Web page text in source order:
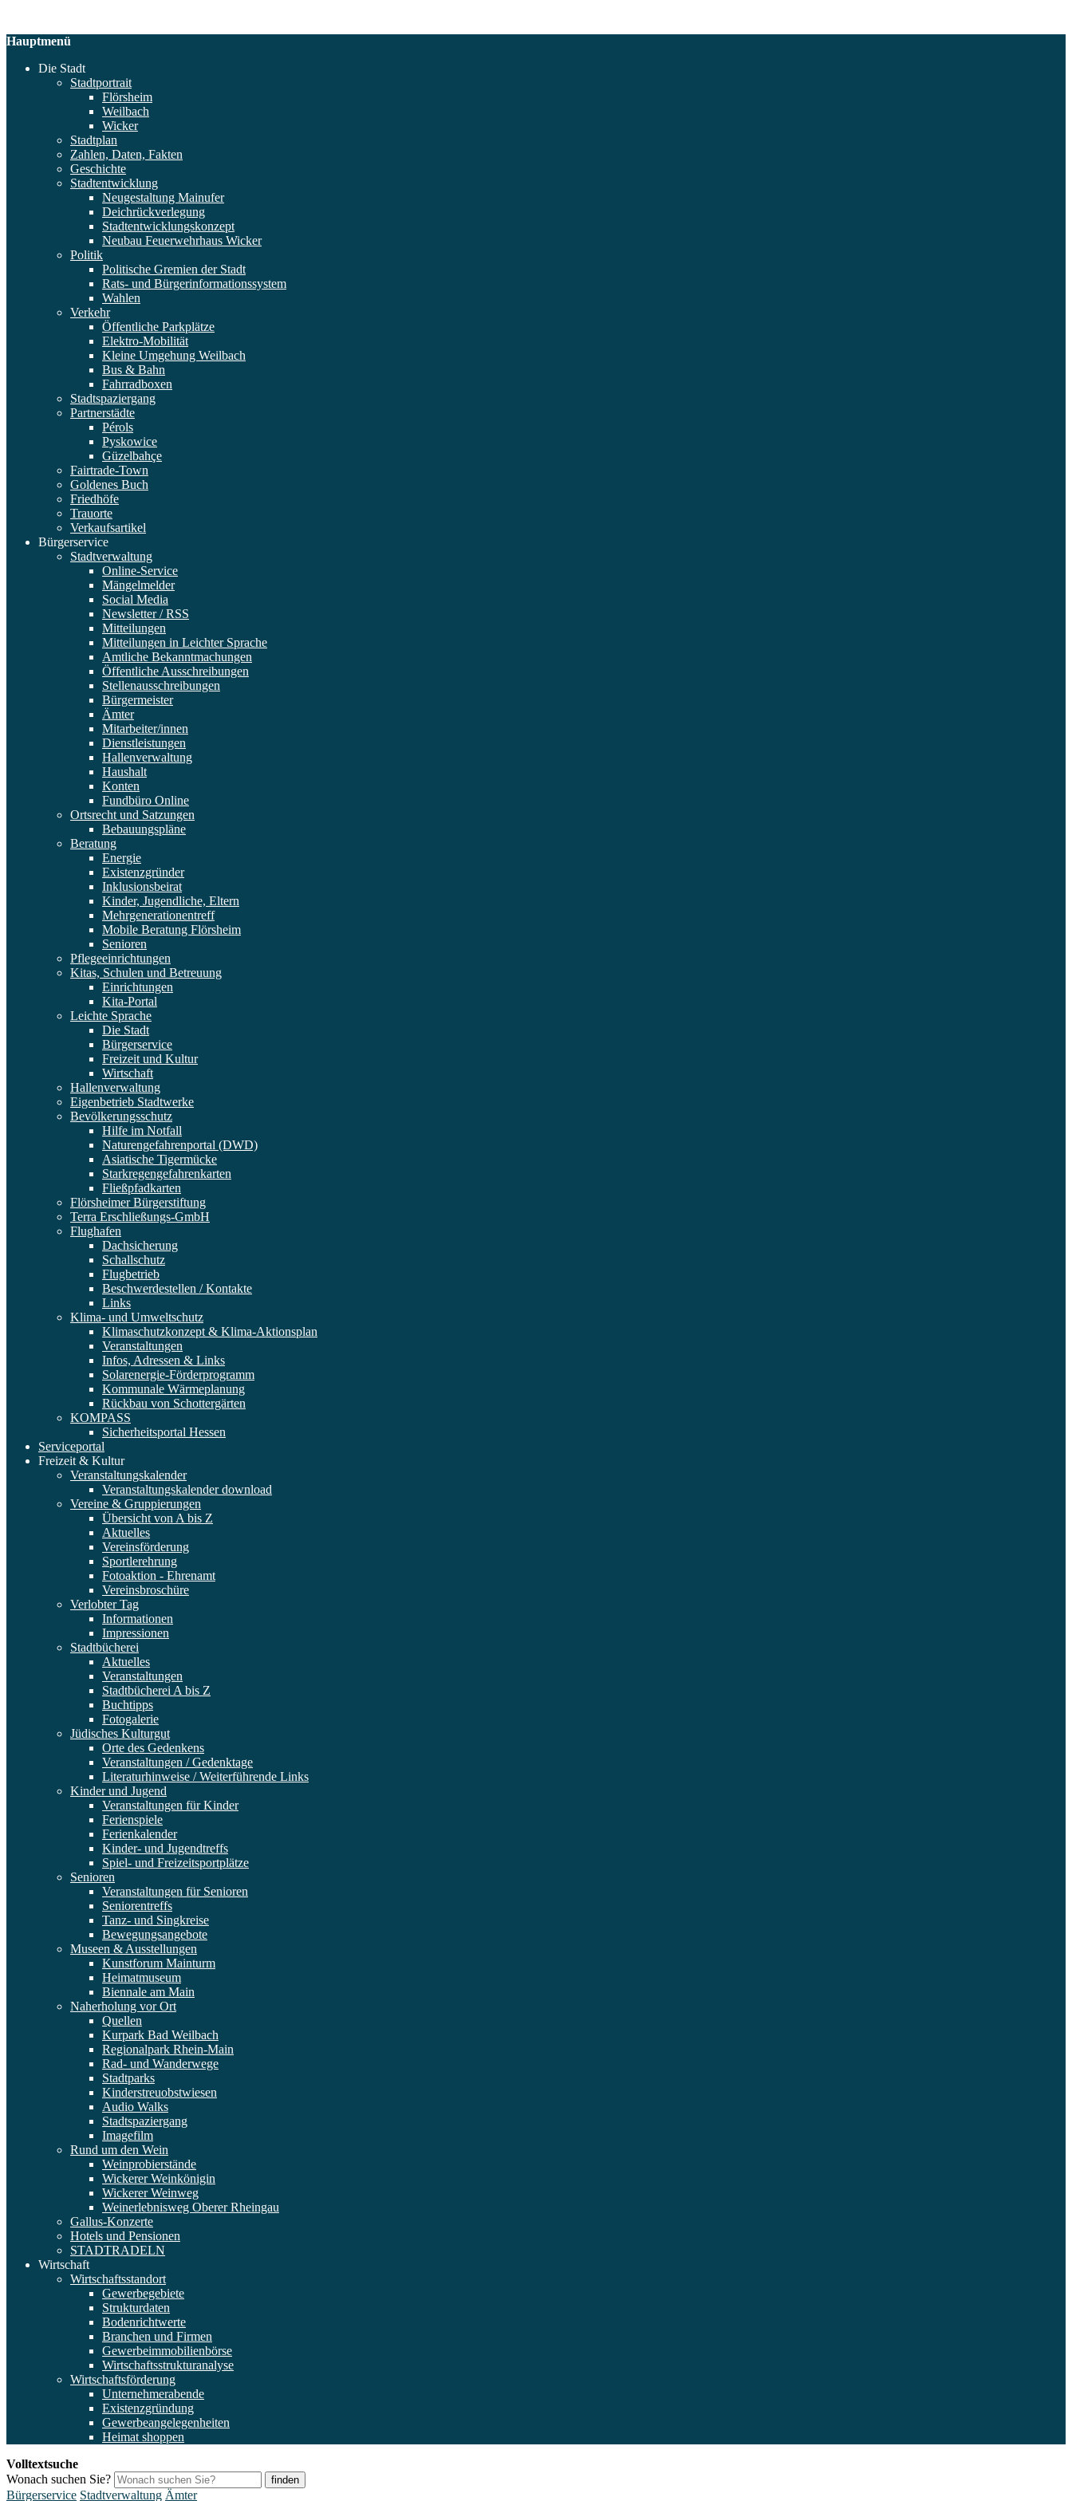
Hauptmenü
Die Stadt
Stadtportrait
Flörsheim
Weilbach
Wicker
Stadtplan
Zahlen, Daten, Fakten
Geschichte
Stadtentwicklung
Neugestaltung Mainufer
Deichrückverlegung
Stadtentwicklungskonzept
Neubau Feuerwehrhaus Wicker
Politik
Politische Gremien der Stadt
Rats- und Bürgerinformationssystem
Wahlen
Verkehr
Öffentliche Parkplätze
Elektro-Mobilität
Kleine Umgehung Weilbach
Bus & Bahn
Fahrradboxen
Stadtspaziergang
Partnerstädte
Pérols
Pyskowice
Güzelbahçe
Fairtrade-Town
Goldenes Buch
Friedhöfe
Trauorte
Verkaufsartikel
Bürgerservice
Stadtverwaltung
Online-Service
Mängelmelder
Social Media
Newsletter / RSS
Mitteilungen
Mitteilungen in Leichter Sprache
Amtliche Bekanntmachungen
Öffentliche Ausschreibungen
Stellenausschreibungen
Bürgermeister
Ämter
Mitarbeiter/innen
Dienstleistungen
Hallenverwaltung
Haushalt
Konten
Fundbüro Online
Ortsrecht und Satzungen
Bebauungspläne
Beratung
Energie
Existenzgründer
Inklusionsbeirat
Kinder, Jugendliche, Eltern
Mehrgenerationentreff
Mobile Beratung Flörsheim
Senioren
Pflegeeinrichtungen
Kitas, Schulen und Betreuung
Einrichtungen
Kita-Portal
Leichte Sprache
Die Stadt
Bürgerservice
Freizeit und Kultur
Wirtschaft
Hallenverwaltung
Eigenbetrieb Stadtwerke
Bevölkerungsschutz
Hilfe im Notfall
Naturengefahrenportal (DWD)
Asiatische Tigermücke
Starkregengefahrenkarten
Fließpfadkarten
Flörsheimer Bürgerstiftung
Terra Erschließungs-GmbH
Flughafen
Dachsicherung
Schallschutz
Flugbetrieb
Beschwerdestellen / Kontakte
Links
Klima- und Umweltschutz
Klimaschutzkonzept & Klima-Aktionsplan
Veranstaltungen
Infos, Adressen & Links
Solarenergie-Förderprogramm
Kommunale Wärmeplanung
Rückbau von Schottergärten
KOMPASS
Sicherheitsportal Hessen
Serviceportal
Freizeit & Kultur
Veranstaltungskalender
Veranstaltungskalender download
Vereine & Gruppierungen
Übersicht von A bis Z
Aktuelles
Vereinsförderung
Sportlerehrung
Fotoaktion - Ehrenamt
Vereinsbroschüre
Verlobter Tag
Informationen
Impressionen
Stadtbücherei
Aktuelles
Veranstaltungen
Stadtbücherei A bis Z
Buchtipps
Fotogalerie
Jüdisches Kulturgut
Orte des Gedenkens
Veranstaltungen / Gedenktage
Literaturhinweise / Weiterführende Links
Kinder und Jugend
Veranstaltungen für Kinder
Ferienspiele
Ferienkalender
Kinder- und Jugendtreffs
Spiel- und Freizeitsportplätze
Senioren
Veranstaltungen für Senioren
Seniorentreffs
Tanz- und Singkreise
Bewegungsangebote
Museen & Ausstellungen
Kunstforum Mainturm
Heimatmuseum
Biennale am Main
Naherholung vor Ort
Quellen
Kurpark Bad Weilbach
Regionalpark Rhein-Main
Rad- und Wanderwege
Stadtparks
Kinderstreuobstwiesen
Audio Walks
Stadtspaziergang
Imagefilm
Rund um den Wein
Weinprobierstände
Wickerer Weinkönigin
Wickerer Weinweg
Weinerlebnisweg Oberer Rheingau
Gallus-Konzerte
Hotels und Pensionen
STADTRADELN
Wirtschaft
Wirtschaftsstandort
Gewerbegebiete
Strukturdaten
Bodenrichtwerte
Branchen und Firmen
Gewerbeimmobilienbörse
Wirtschaftsstrukturanalyse
Wirtschaftsförderung
Unternehmerabende
Existenzgründung
Gewerbeangelegenheiten
Heimat shoppen
Volltextsuche
Wonach suchen Sie?
finden
Bürgerservice Stadtverwaltung Ämter